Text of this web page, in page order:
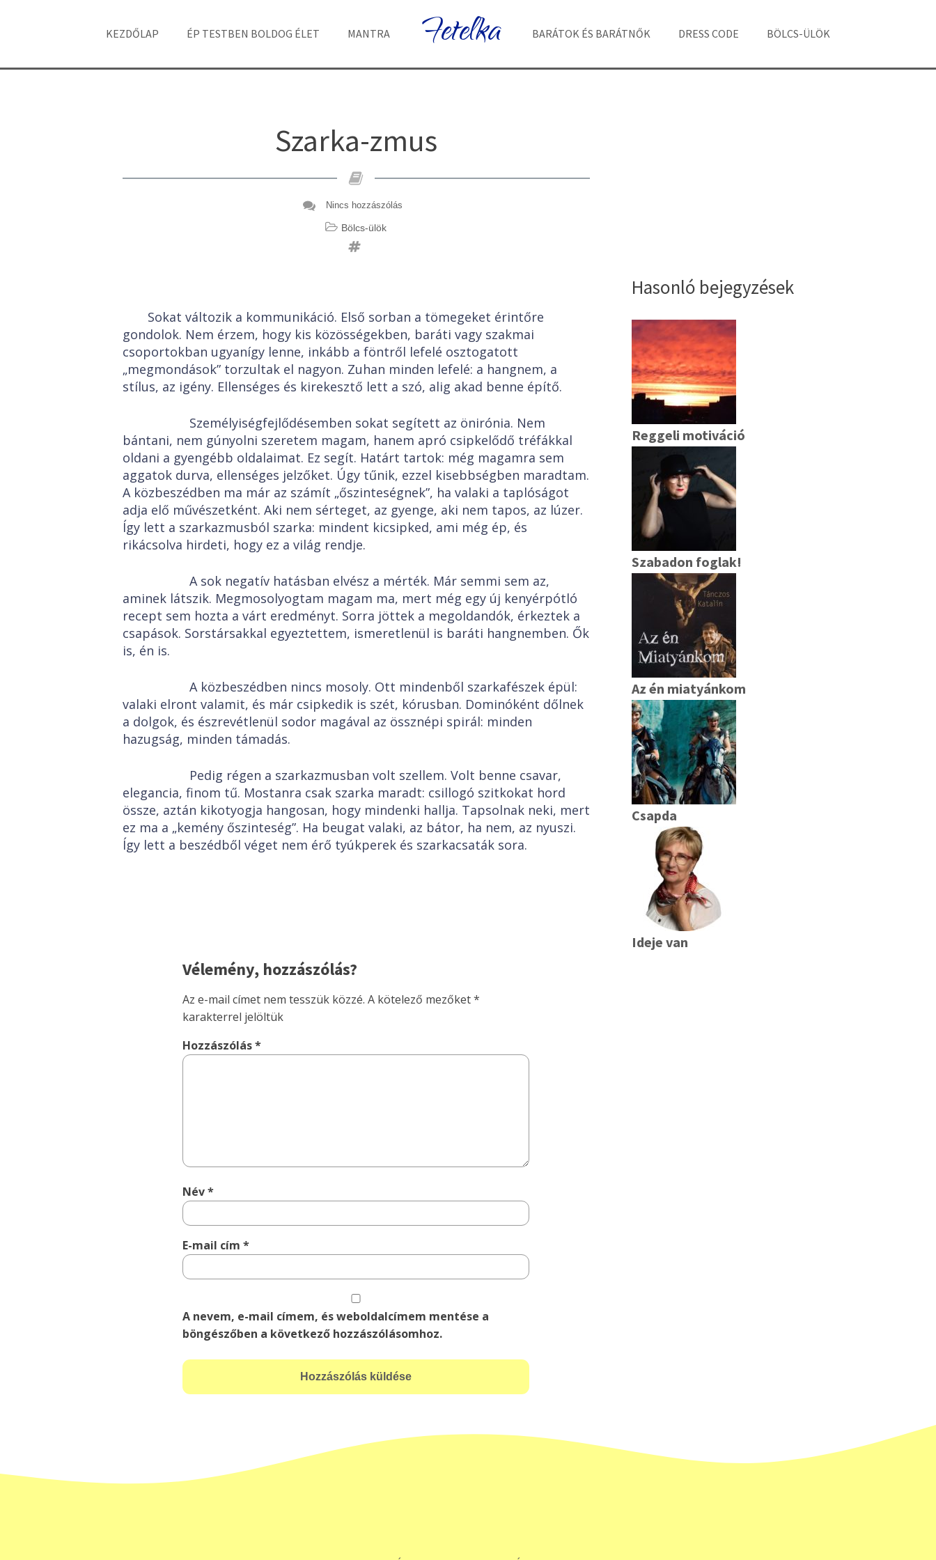
KEZDŐLAP ÉP TESTBEN BOLDOG ÉLET MANTRA Fetelka BARÁTOK ÉS BARÁTNŐK DRESS CODE BÖLCS-ÜLÖK
Szarka-zmus
Nincs hozzászólás
Bölcs-ülök
Sokat változik a kommunikáció. Első sorban a tömegeket érintőre
gondolok. Nem érzem, hogy kis közösségekben, baráti vagy szakmai
csoportokban ugyanígy lenne, inkább a föntről lefelé osztogatott
„megmondások” torzultak el nagyon. Zuhan minden lefelé: a hangnem, a
stílus, az igény. Ellenséges és kirekesztő lett a szó, alig akad benne építő.
Személyiségfejlődésemben sokat segített az önirónia. Nem
bántani, nem gúnyolni szeretem magam, hanem apró csipkelődő tréfákkal
oldani a gyengébb oldalaimat. Ez segít. Határt tartok: még magamra sem
aggatok durva, ellenséges jelzőket. Úgy tűnik, ezzel kisebbségben maradtam.
A közbeszédben ma már az számít „őszinteségnek”, ha valaki a taplóságot
adja elő művészetként. Aki nem sérteget, az gyenge, aki nem tapos, az lúzer.
Így lett a szarkazmusból szarka: mindent kicsipked, ami még ép, és
rikácsolva hirdeti, hogy ez a világ rendje.
A sok negatív hatásban elvész a mérték. Már semmi sem az,
aminek látszik. Megmosolyogtam magam ma, mert még egy új kenyérpótló
recept sem hozta a várt eredményt. Sorra jöttek a megoldandók, érkeztek a
csapások. Sorstársakkal egyeztettem, ismeretlenül is baráti hangnemben. Ők
is, én is.
A közbeszédben nincs mosoly. Ott mindenből szarkafészek épül:
valaki elront valamit, és már csipkedik is szét, kórusban. Dominóként dőlnek
a dolgok, és észrevétlenül sodor magával az össznépi spirál: minden
hazugság, minden támadás.
Pedig régen a szarkazmusban volt szellem. Volt benne csavar,
elegancia, finom tű. Mostanra csak szarka maradt: csillogó szitkokat hord
össze, aztán kikotyogja hangosan, hogy mindenki hallja. Tapsolnak neki, mert
ez ma a „kemény őszinteség”. Ha beugat valaki, az bátor, ha nem, az nyuszi.
Így lett a beszédből véget nem érő tyúkperek és szarkacsaták sora.
Vélemény, hozzászólás?
Az e-mail címet nem tesszük közzé. A kötelező mezőket*
karakterrel jelöltük
Hozzászólás*
Név*
E-mail cím*
A nevem, e-mail címem, és weboldalcímem mentése a
böngészőben a következő hozzászólásomhoz.
Hasonló bejegyzések
Reggeli motiváció
Szabadon foglak!
Az én miatyánkom
Csapda
Ideje van